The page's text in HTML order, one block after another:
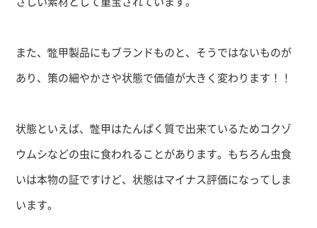
また、鼈甲製品にもブランドものと、そうではないものが
あり、策の細やかさや状態で価値が大きく変わります！！
状態といえば、鼈甲はたんぱく質で出来ているためコクゾ
ウムシなどの虫に食われることがあります。もちろん虫食
いは本物の証ですけど、状態はマイナス評価になってしま
います。